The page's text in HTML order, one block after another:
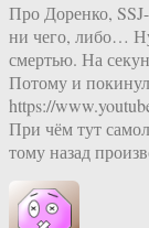
Про Доренко,
ни чего, либо…
смертью. На
Потому и
https://
При чём тут
тому назад